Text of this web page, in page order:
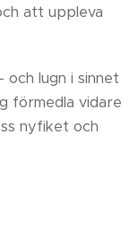
att uppleva
och lugn i sinnet
förmedla vidare
nyfiket och